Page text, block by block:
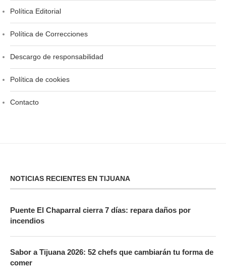
Política Editorial
Política de Correcciones
Descargo de responsabilidad
Política de cookies
Contacto
NOTICIAS RECIENTES EN TIJUANA
Puente El Chaparral cierra 7 días: repara daños por
incendios
Sabor a Tijuana 2026: 52 chefs que cambiarán tu forma de
comer